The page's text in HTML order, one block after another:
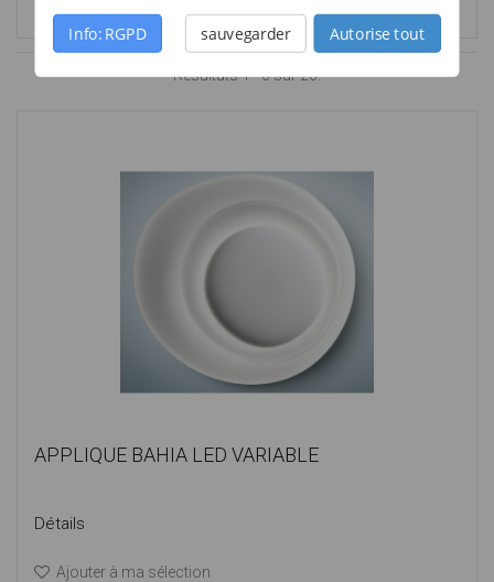
Info: RGPD sauvegarder Autorise tout
Résultats 1 - 6 sur 26.
APPLIQUE BAHIA LED VARIABLE
Détails
Ajouter à ma sélection